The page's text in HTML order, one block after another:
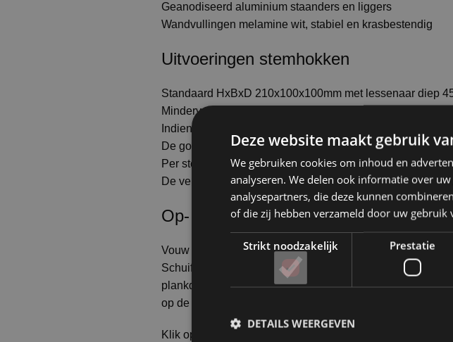
Geanodiseerd aluminium staanders en liggers
Wandvullingen melamine wit, stabiel en krasbestendig
Uitvoeringen stemhokken
Standaard HxBxD 210x100x100mm met lessenaar diep
Mindervalide HxBxD 210x150x150cm met lessenaar diep
Indien gewenst zijn er luxe, brandvertragende gordijnen
De gordijnen steken niet boven het stemhokje uit.
Per stemcabine is LED-verlichting tube 90cm mogelijk in
De verlichting is met 10 stuks door te koppelen en dan
Op- en afbouw stemhokken zonder
Vouw de 3 harmonica gevouwen wanden open in de U
Schuif indien gewenst een gordijn over de frontroede en
plankdragers in de sleuf in de achterwand zakken naar
op de dragers.
Klik op onderstaande afbeelding voor een kort filmpje over
Deze website maakt gebruik
We gebruiken cookies om inhoud en
analyseren. We delen ook informatie over
analysepartners, die deze kunnen
of die zij hebben verzameld door uw gebruik
Strikt noodzakelijk Prestatie
DETAILS WEERGEVEN